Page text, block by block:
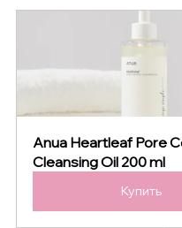
Anua Heartleaf Pore
Cleansing Oil 200 ml
Купить